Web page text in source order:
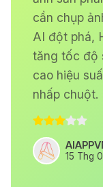
cần chụp
AI đột phá,
tăng tốc độ
cao hiệu
nhấp chuột.
15 Thg